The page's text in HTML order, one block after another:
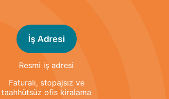
İş Adresi
Resmi iş adresi
Faturalı, stopajsız ve
taahhütsüz ofis kiralama